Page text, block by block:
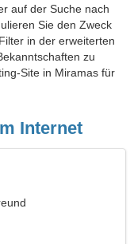
auf der Suche nach
Sie den Zweck
in der erweiterten
zu
Site in Miramas für
Internet